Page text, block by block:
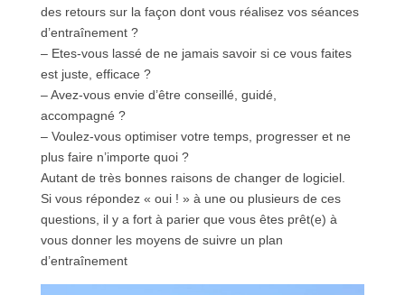
des retours sur la façon dont vous réalisez vos séances
d’entraînement ?
– Etes-vous lassé de ne jamais savoir si ce vous faites
est juste, efficace ?
– Avez-vous envie d’être conseillé, guidé,
accompagné ?
– Voulez-vous optimiser votre temps, progresser et ne
plus faire n’importe quoi ?
Autant de très bonnes raisons de changer de logiciel.
Si vous répondez « oui ! » à une ou plusieurs de ces
questions, il y a fort à parier que vous êtes prêt(e) à
vous donner les moyens de suivre un plan
d’entraînement